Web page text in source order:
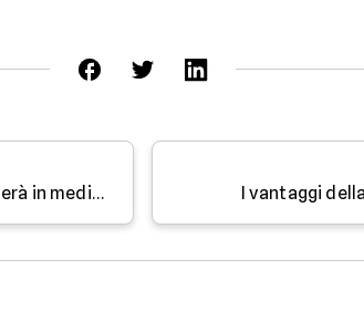
Spiagge e prezzi in aumento: quanto si spenderà in media? I vantaggi